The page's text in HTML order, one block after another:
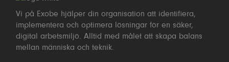
Vi på Exobe hjälper din organisation att identifiera,
implementera och optimera lösningar för en säker,
digital arbetsmiljö. Alltid med målet att skapa balans
mellan människa och teknik.